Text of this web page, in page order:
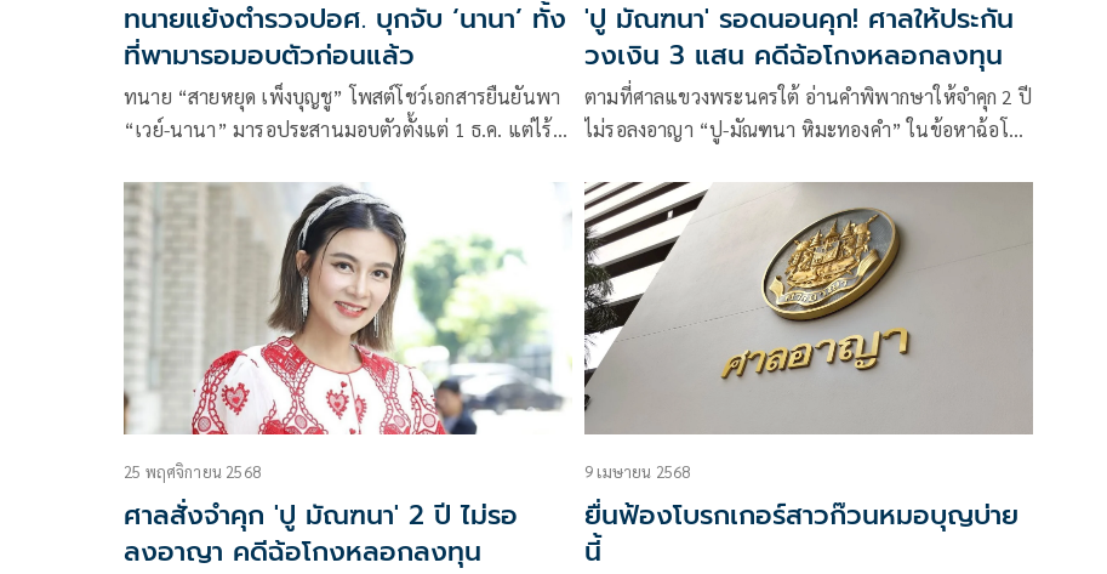
ทนายแย้งตำรวจปอศ. บุกจับ ‘นานา’ ทั้ง
ที่พามารอมอบตัวก่อนแล้ว
ทนาย “สายหยุด เพ็งบุญชู” โพสต์โชว์เอกสารยืนยันพา
“เวย์-นานา” มารอประสานมอบตัวตั้งแต่ 1 ธ.ค. แต่ไร้
วันนี้ตามหมายคดีฉ้อโกงและ พ.ร.ก.กู้ยืมเงินฯ
'ปู มัณฑนา' รอดนอนคุก! ศาลให้ประกัน
วงเงิน 3 แสน คดีฉ้อโกงหลอกลงทุน
ตามที่ศาลแขวงพระนครใต้ อ่านคำพิพากษาให้จำคุก 2 ปี
ไม่รอลงอาญา “ปู-มัณฑนา หิมะทองคำ” ในข้อหาฉ้อโกง
จำเลยยื่นขอคำร้องขอปล่อยชั่วคราวชั้นอุทธรณ์ ศาล
แขวงพระนครใต้ มีคำสั่งเห็นควรให้ส่งคำร้องให้ศาล
อุทธรณ์เป็นผู้พิจารณาสั่งต่อไป
25 พฤศจิกายน 2568
ศาลสั่งจำคุก 'ปู มัณฑนา' 2 ปี ไม่รอ
ลงอาญา คดีฉ้อโกงหลอกลงทุน
9 เมษายน 2568
ยื่นฟ้องโบรกเกอร์สาวก๊วนหมอบุญบ่าย
นี้